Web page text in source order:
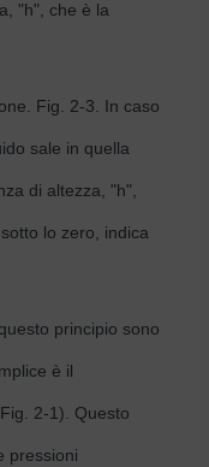
"h", che è la
Fig. 2-3. In caso
sale in quella
di altezza, "h",
lo zero, indica
principio sono
è il
2-1). Questo
pressioni